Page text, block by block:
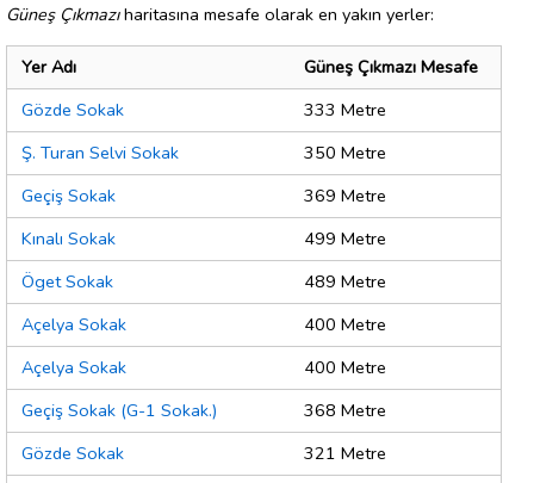
Güneş Çıkmazıharitasına mesafe olarak en yakın yerler:
Yer Adı
Güneş Çıkmazı Mesafe
Gözde Sokak
333 Metre
Ş. Turan Selvi Sokak
350 Metre
Geçiş Sokak
369 Metre
Kınalı Sokak
499 Metre
Öget Sokak
489 Metre
Açelya Sokak
400 Metre
Açelya Sokak
400 Metre
Geçiş Sokak (G-1 Sokak.)
368 Metre
Gözde Sokak
321 Metre